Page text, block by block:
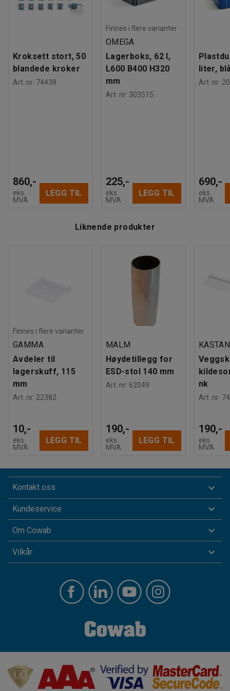
Kroksett stort, 50
blandede kroker
Art. nr: 74438
860,-
eks.
MVA
LEGG TIL
Finnes i flere varianter
OMEGA
Lagerboks, 62 l,
L600 B400 H320
mm
Art. nr: 303515
225,-
eks.
MVA
LEGG TIL
liter,
Art. nr:
690,-
eks.
MVA
Liknende produkter
Finnes i flere varianter
GAMMA
Avdeler til
lagerskuff, 115
mm
Art. nr: 22382
10,-
eks.
MVA
LEGG TIL
MALM
Høydetillegg for
ESD-stol 140 mm
Art. nr: 62049
190,-
eks.
MVA
LEGG TIL
nk
Art. nr:
190,-
eks.
MVA
Kontakt oss
Kundeservice
Om Cowab
Vilkår